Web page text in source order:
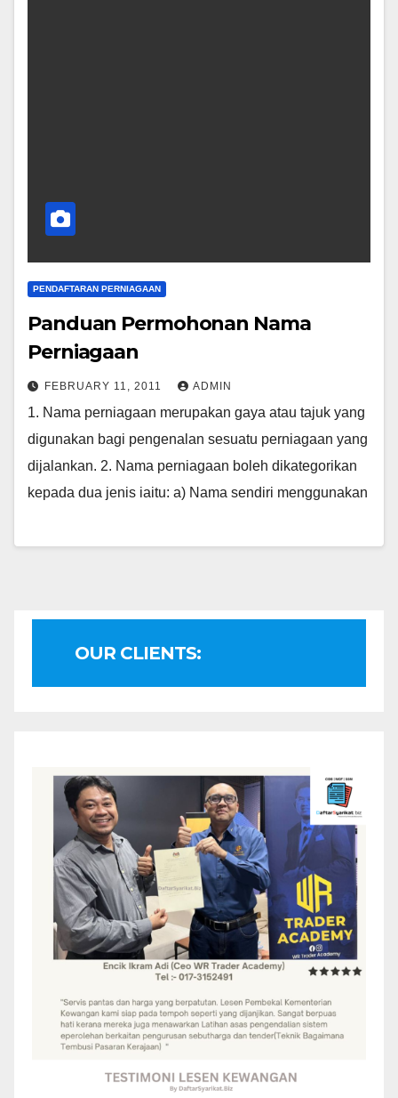
PENDAFTARAN PERNIAGAAN
Panduan Permohonan Nama
Perniagaan
FEBRUARY 11, 2011 ADMIN
1. Nama perniagaan merupakan gaya atau tajuk yang
digunakan bagi pengenalan sesuatu perniagaan yang
dijalankan. 2. Nama perniagaan boleh dikategorikan
kepada dua jenis iaitu: a) Nama sendiri menggunakan
OUR CLIENTS: